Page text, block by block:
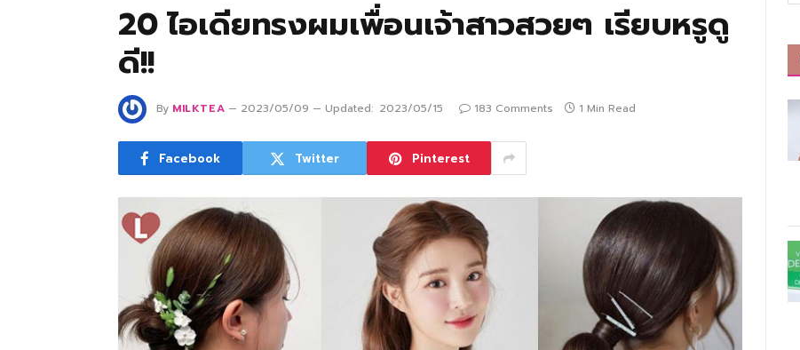
20 ไอเดียทรงผมเพื่อนเจ้าสาวสวยๆ เรียบหรูดู
ดี!!
By MILKTEA 2023/05/09 Updated: 2023/05/15 183 Comments 1 Min Read
Facebook Twitter Pinterest